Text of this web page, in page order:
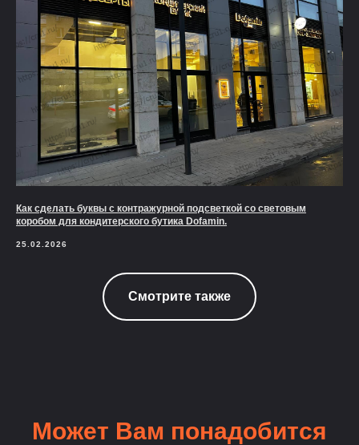
Как сделать буквы с контражурной подсветкой со световым
коробом для кондитерского бутика Dofamin.
25.02.2026
Смотрите также
Может Вам понадобится